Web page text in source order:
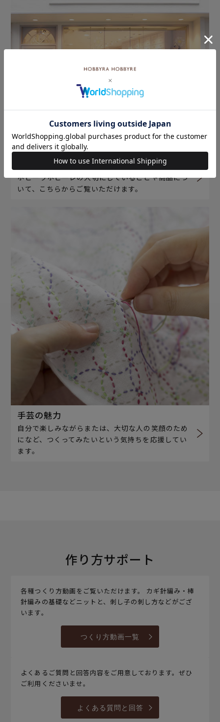
ホビーラホビーレについて
ホビーラホビーレの大切にしていることや商品につ
いて、こちらからご覧いただけます。
手芸の魅力
自分で楽しみながらまたは、大切な人の笑顔のため
になど、つくってみたいという気持ちを応援してい
ます。
作り方サポート
各種つくり方動画をご覧いただけます。 カギ針編み・棒
針編みの基礎などニットと、刺し子の刺し方などがござ
います。
つくり方動画一覧
よくあるご質問と回答内容をご用意しております。ぜひ
ご利用くださいませ。
よくある質問と回答